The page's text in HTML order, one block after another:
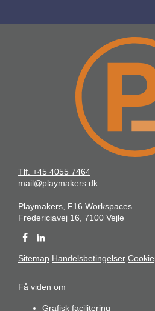
Tlf. +45 4055 7464
mail@playmakers.dk
Playmakers, F16 Workspaces
Fredericiavej 16, 7100 Vejle
Sitemap Handelsbetingelser
Få viden om
Grafisk facilitering